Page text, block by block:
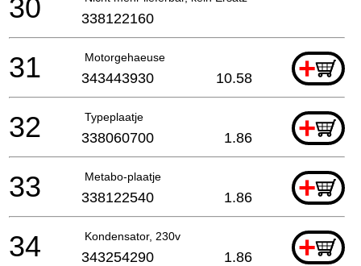
30 338122160
Motorgehaeuse +
31 343443930 10.58
Typeplaatje +
32 338060700 1.86
Metabo-plaatje +
33 338122540 1.86
Kondensator, 230v +
34 343254290 1.86